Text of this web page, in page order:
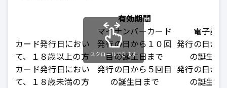
有効期間
マイナンバーカード
電子証
カード発行日におい
て、１８歳以上の方
発行の日から１０回
目の誕生日まで
発行の日か
の誕生日
カード発行日におい
て、１８歳未満の方
発行の日から５回目
の誕生日まで
発行の日か
の誕生日
スクロールできます